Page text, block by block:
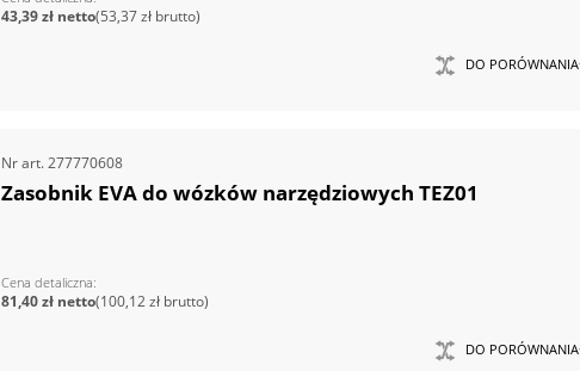
53,37 zł
43,39 zł
DO PORÓWNANIA
Nr art. 277770608
Zasobnik EVA do wózków narzędziowych TEZ01
Cena detaliczna
100,12 zł
81,40 zł
DO PORÓWNANIA